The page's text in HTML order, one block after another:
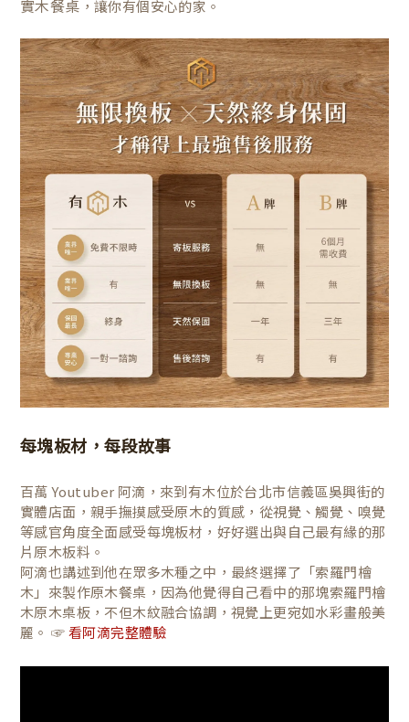
實木餐桌 ，讓你有個安心的家。
每塊板材，每段故事
百萬 Youtuber 阿滴，來到有木位於台北市信義區吳興街的
實體店面，親手撫摸感受原木的質感，從視覺、觸覺、嗅覺
等感官角度全面感受每塊板材，好好選出與自己最有緣的那
片原木板料。
阿滴也講述到他在眾多木種之中，最終選擇了「索羅門檜
木」來製作原木餐桌，因為他覺得自己看中的那塊索羅門檜
木原木桌板，不但木紋融合協調，視覺上更宛如水彩畫般美
麗。 ☞ 看阿滴完整體驗